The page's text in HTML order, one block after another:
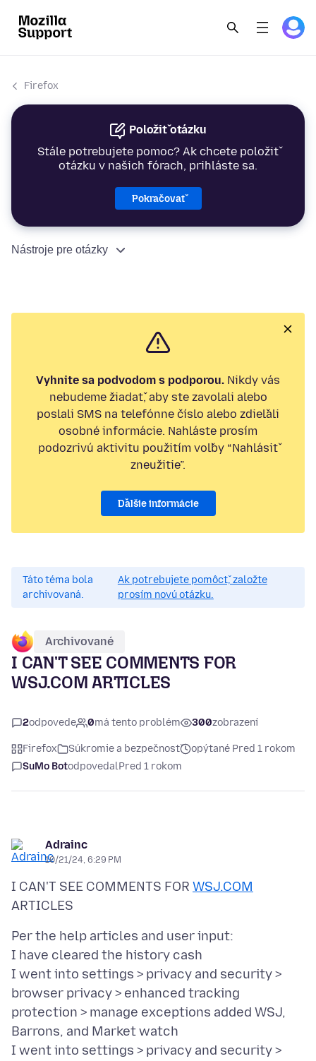
Firefox
Položiť otázku
Stále potrebujete pomoc? Ak chcete položiť
otázku v našich fórach, prihláste sa.
Pokračovať
Nástroje pre otázky
Vyhnite sa podvodom s podporou. Nikdy vás
nebudeme žiadať, aby ste zavolali alebo
poslali SMS na telefónne číslo alebo zdieľali
osobné informácie. Nahláste prosím
podozrivú aktivitu použitím voľby “Nahlásiť
zneužitie”.
Ďalšie informácie
Táto téma bola
archivovaná.
Ak potrebujete pomôcť, založte
prosím novú otázku.
Archivované
I CAN'T SEE COMMENTS FOR
WSJ.COM ARTICLES
2odpovede 0má tento problém 300zobrazení
Firefox Súkromie a bezpečnosť
opýtané Pred 1 rokom
SuMo BotodpovedalPred 1 rokom
Adrainc
10/21/24, 6:29 PM
I CAN'T SEE COMMENTS FOR WSJ.COM
Per the help articles and user input:
I have cleared the history cash
I went into settings > privacy and security >
browser privacy > enhanced tracking
protection > manage exceptions added WSJ,
Barrons, and Market watch
I went into settings > privacy and security >